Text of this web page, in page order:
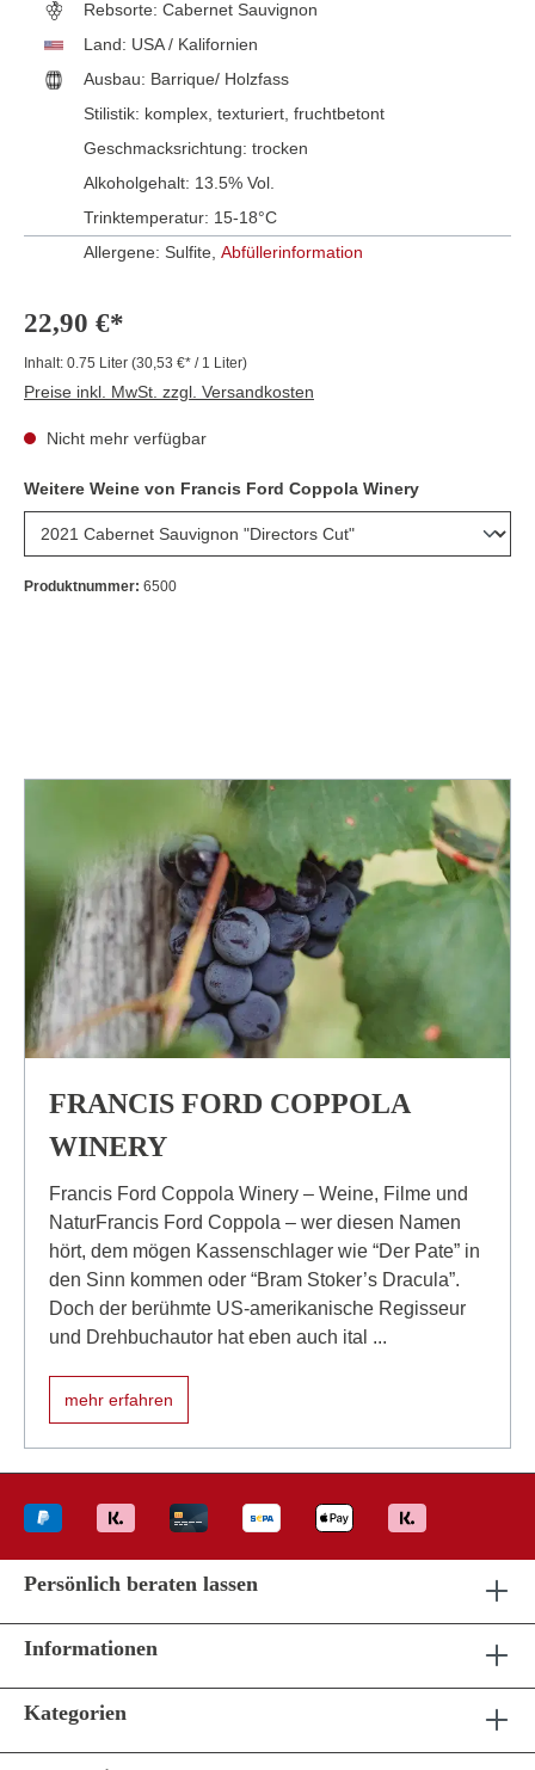
Rebsorte: Cabernet Sauvignon
Land: USA / Kalifornien
Ausbau: Barrique/ Holzfass
Stilistik: komplex , texturiert , fruchtbetont
Geschmacksrichtung: trocken
Alkoholgehalt: 13.5% Vol.
Trinktemperatur: 15-18°C
Allergene: Sulfite, Abfüllerinformation
22,90 €*
Inhalt: 0.75 Liter (30,53 €* / 1 Liter)
Preise inkl. MwSt. zzgl. Versandkosten
Nicht mehr verfügbar
Weitere Weine von Francis Ford Coppola Winery
Produktnummer: 6500
FRANCIS FORD COPPOLA
WINERY
Francis Ford Coppola Winery – Weine, Filme und
NaturFrancis Ford Coppola – wer diesen Namen
hört, dem mögen Kassenschlager wie “Der Pate” in
den Sinn kommen oder “Bram Stoker’s Dracula”.
Doch der berühmte US-amerikanische Regisseur
und Drehbuchautor hat eben auch ital ...
mehr erfahren
Persönlich beraten lassen
Informationen
Kategorien